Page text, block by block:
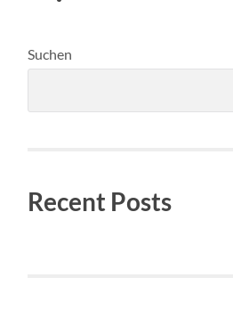
Suchen
Recent Posts